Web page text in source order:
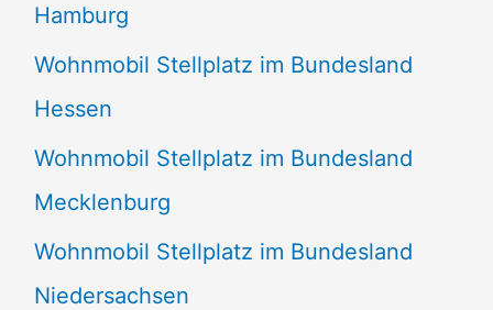
Hamburg
Wohnmobil Stellplatz im Bundesland
Hessen
Wohnmobil Stellplatz im Bundesland
Mecklenburg
Wohnmobil Stellplatz im Bundesland
Niedersachsen